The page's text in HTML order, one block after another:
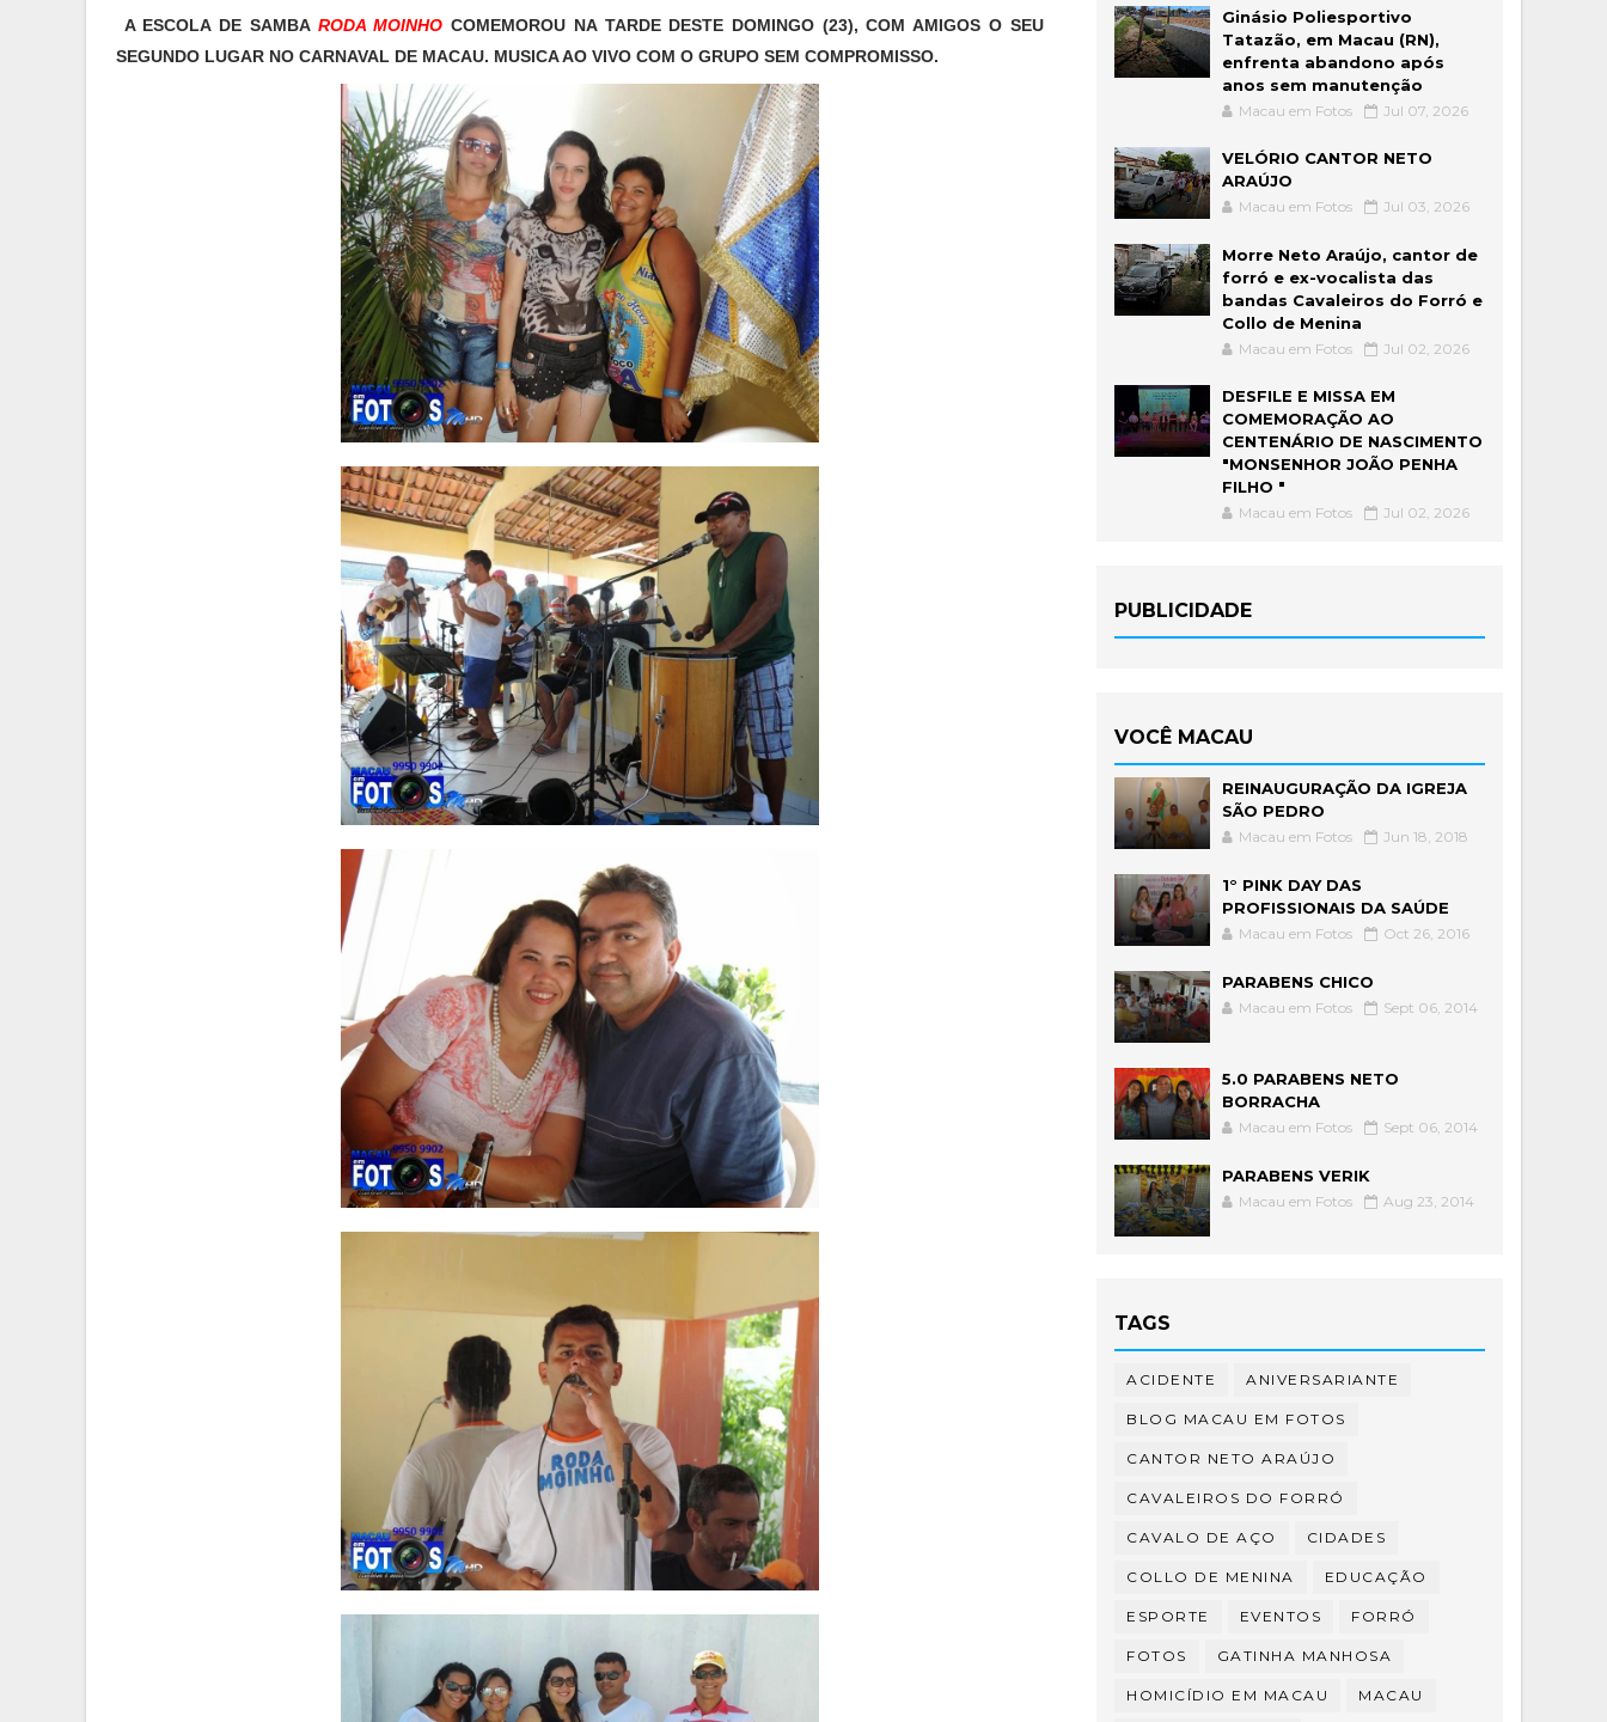
A ESCOLA DE SAMBA RODA MOINHO COMEMOROU NA TARDE DESTE DOMINGO (23), COM AMIGOS O SEU
SEGUNDO LUGAR NO CARNAVAL DE MACAU. MUSICA AO VIVO COM O GRUPO SEM COMPROMISSO.
Ginásio Poliesportivo
Tatazão, em Macau (RN),
enfrenta abandono após
anos sem manutenção
Macau em Fotos Jul 07, 2026
VELÓRIO CANTOR NETO
ARAÚJO
Macau em Fotos Jul 03, 2026
Morre Neto Araújo, cantor de
forró e ex-vocalista das
bandas Cavaleiros do Forró e
Collo de Menina
Macau em Fotos Jul 02, 2026
DESFILE E MISSA EM
COMEMORAÇÃO AO
CENTENÁRIO DE NASCIMENTO
"MONSENHOR JOÃO PENHA
FILHO "
Macau em Fotos Jul 02, 2026
PUBLICIDADE
VOCÊ MACAU
REINAUGURAÇÃO DA IGREJA
SÃO PEDRO
Macau em Fotos Jun 18, 2018
1° PINK DAY DAS
PROFISSIONAIS DA SAÚDE
Macau em Fotos Oct 26, 2016
PARABENS CHICO
Macau em Fotos Sept 06, 2014
5.0 PARABENS NETO
BORRACHA
Macau em Fotos Sept 06, 2014
PARABENS VERIK
Macau em Fotos Aug 23, 2014
TAGS
ACIDENTE ANIVERSARIANTE
BLOG MACAU EM FOTOS
CANTOR NETO ARAÚJO
CAVALEIROS DO FORRÓ
CAVALO DE AÇO CIDADES
COLLO DE MENINA EDUCAÇÃO
ESPORTE EVENTOS FORRÓ
FOTOS GATINHA MANHOSA
HOMICÍDIO EM MACAU MACAU